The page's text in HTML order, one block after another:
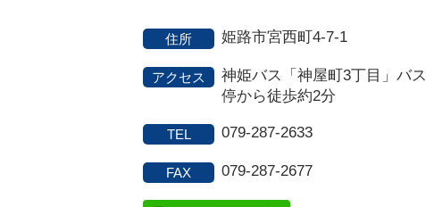
住所 姫路市宮西町4-7-1
アクセス
神姫バス「神屋町3丁目」バス
停から徒歩約2分
TEL 079-287-2633
FAX 079-287-2677